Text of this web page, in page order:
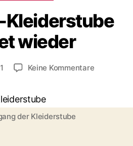
Kleiderstube
wieder
Keine Kommentarezu
der Kleiderstube